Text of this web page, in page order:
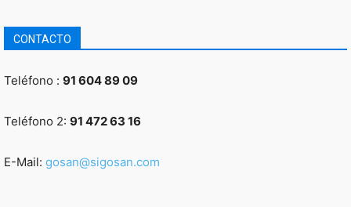
CONTACTO
Teléfono : 91 604 89 09
Teléfono 2: 91 472 63 16
E-Mail: gosan@sigosan.com